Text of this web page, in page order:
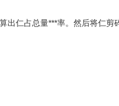
出仁占总量***率。然后将仁剪